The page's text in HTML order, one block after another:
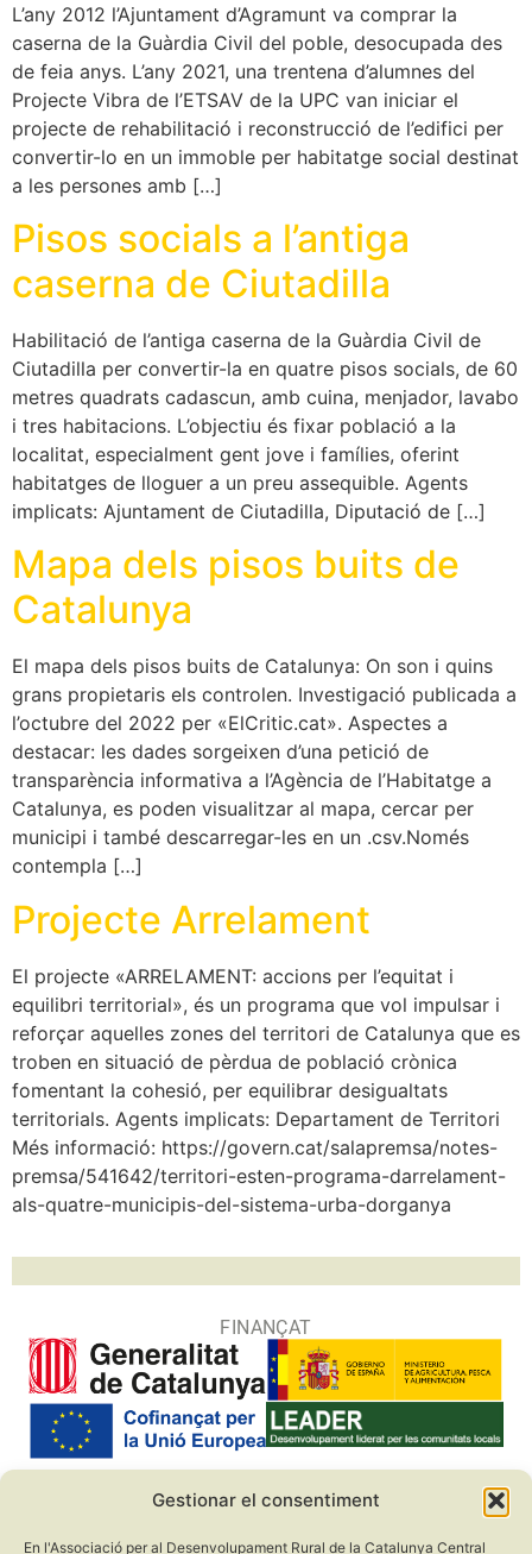
Gestionar el consentiment
En l'Associació per al Desenvolupament Rural de la Catalunya Central
L’any 2012 l’Ajuntament d’Agramunt va comprar la
caserna de la Guàrdia Civil del poble, desocupada des
de feia anys. L’any 2021, una trentena d’alumnes del
Projecte Vibra de l’ETSAV de la UPC van iniciar el
projecte de rehabilitació i reconstrucció de l’edifici per
convertir-lo en un immoble per habitatge social destinat
a les persones amb […]
Pisos socials a l’antiga
caserna de Ciutadilla
Habilitació de l’antiga caserna de la Guàrdia Civil de
Ciutadilla per convertir-la en quatre pisos socials, de 60
metres quadrats cadascun, amb cuina, menjador, lavabo
i tres habitacions. L’objectiu és fixar població a la
localitat, especialment gent jove i famílies, oferint
habitatges de lloguer a un preu assequible. Agents
implicats: Ajuntament de Ciutadilla, Diputació de […]
Mapa dels pisos buits de
Catalunya
El mapa dels pisos buits de Catalunya: On son i quins
grans propietaris els controlen. Investigació publicada a
l’octubre del 2022 per «ElCritic.cat». Aspectes a
destacar: les dades sorgeixen d’una petició de
transparència informativa a l’Agència de l’Habitatge a
Catalunya, es poden visualitzar al mapa, cercar per
municipi i també descarregar-les en un .csv.Només
contempla […]
Projecte Arrelament
El projecte «ARRELAMENT: accions per l’equitat i
equilibri territorial», és un programa que vol impulsar i
reforçar aquelles zones del territori de Catalunya que es
troben en situació de pèrdua de població crònica
fomentant la cohesió, per equilibrar desigualtats
territorials. Agents implicats: Departament de Territori
Més informació: https://govern.cat/salapremsa/notes-
premsa/541642/territori-esten-programa-darrelament-
als-quatre-municipis-del-sistema-urba-dorganya
FINANÇAT
COL·LABORADORS